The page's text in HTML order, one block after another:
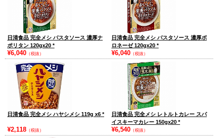
日清食品 完全メシ パスタソース 濃厚ナ
ポリタン 120gx20 *
¥6,040 （税抜）
日清食品 完全メシ パスタソース 濃厚ボ
ロネーゼ 120gx20 *
¥6,040 （税抜）
日清食品 完全メシ ハヤシメシ 119g x6 *
¥2,118 （税抜）
日清食品 完全メシ レトルトカレー スパ
イスキーマカレー 150gx20 *
¥6,540 （税抜）